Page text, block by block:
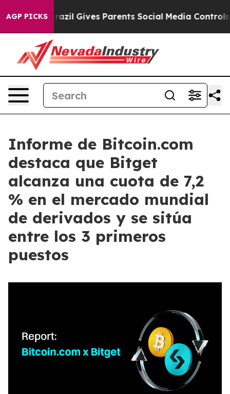
AGP PICKS
Brazil Gives Parents Social Media Controls for
Informe de Bitcoin.com
destaca que Bitget
alcanza una cuota de 7,2
% en el mercado mundial
de derivados y se sitúa
entre los 3 primeros
puestos